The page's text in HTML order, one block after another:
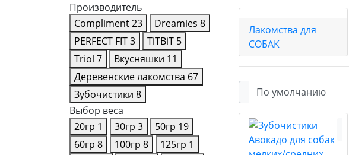
Производитель
Compliment23 Dreamies 8
PERFECT FIT3 TiTBiT 5
Triol 7 Вкусняшки 11
Деревенские лакомства 67
Зубочистики 8
Выбор веса
20гр 1 30гр 3 50гр 19
60гр 8 100гр 8 125гр 1
Лакомства для
СОБАК